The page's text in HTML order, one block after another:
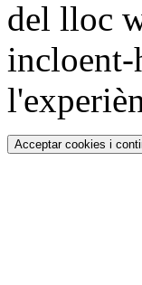
del lloc